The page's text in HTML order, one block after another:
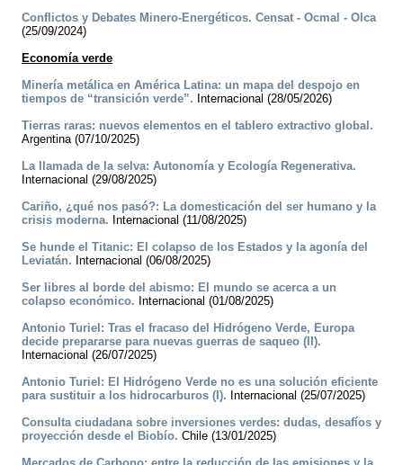
Conflictos y Debates Minero-Energéticos. Censat - Ocmal - Olca
(25/09/2024)
Economía verde
Minería metálica en América Latina: un mapa del despojo en
tiempos de “transición verde”. Internacional (28/05/2026)
Tierras raras: nuevos elementos en el tablero extractivo global.
Argentina (07/10/2025)
La llamada de la selva: Autonomía y Ecología Regenerativa.
Internacional (29/08/2025)
Cariño, ¿qué nos pasó?: La domesticación del ser humano y la
crisis moderna. Internacional (11/08/2025)
Se hunde el Titanic: El colapso de los Estados y la agonía del
Leviatán. Internacional (06/08/2025)
Ser libres al borde del abismo: El mundo se acerca a un
colapso económico. Internacional (01/08/2025)
Antonio Turiel: Tras el fracaso del Hidrógeno Verde, Europa
decide prepararse para nuevas guerras de saqueo (II).
Internacional (26/07/2025)
Antonio Turiel: El Hidrógeno Verde no es una solución eficiente
para sustituir a los hidrocarburos (I). Internacional (25/07/2025)
Consulta ciudadana sobre inversiones verdes: dudas, desafíos y
proyección desde el Biobío. Chile (13/01/2025)